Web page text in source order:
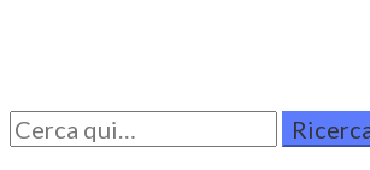
Turkestan Travel
Discover Central Asia
Cerca
per: